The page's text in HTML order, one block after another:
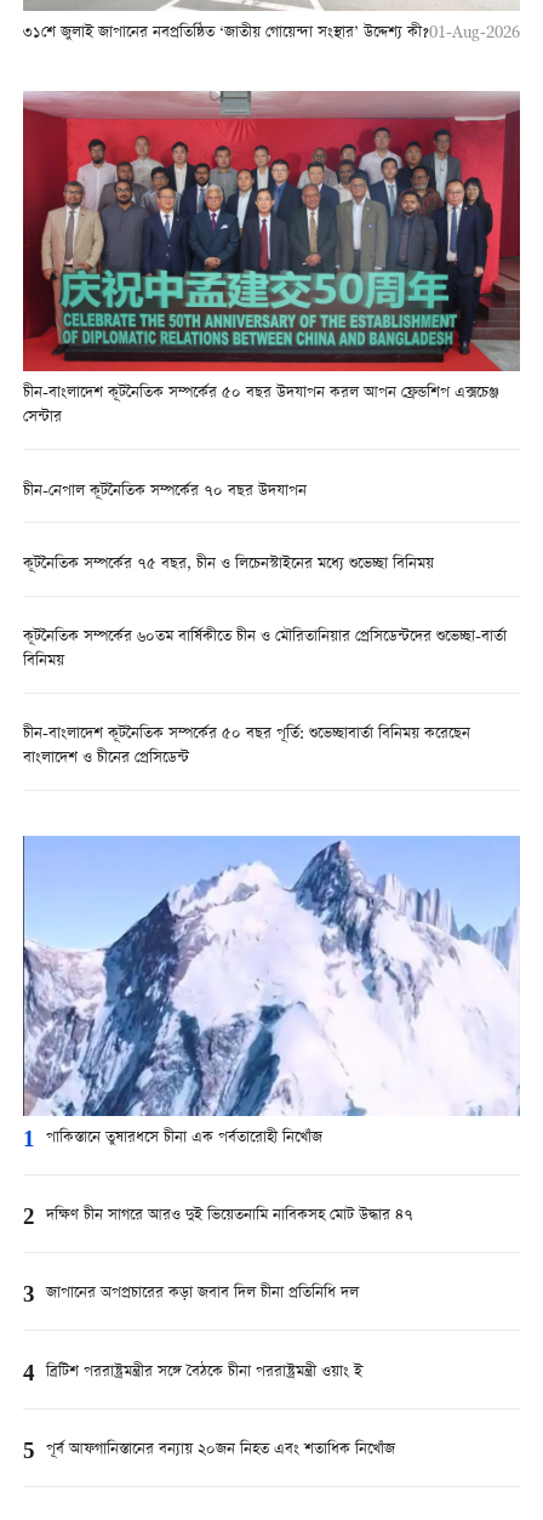
৩১শে জুলাই জাপানের নবপ্রতিষ্ঠিত ‘জাতীয় গোয়েন্দা সংস্থার’ উদ্দেশ্য কী?01-Aug-2026
চীন-বাংলাদেশ কূটনৈতিক সম্পর্কের ৫০ বছর উদযাপন করল আপন ফ্রেন্ডশিপ এক্সচেঞ্জ
সেন্টার
চীন-নেপাল কূটনৈতিক সম্পর্কের ৭০ বছর উদযাপন
কূটনৈতিক সম্পর্কের ৭৫ বছর, চীন ও লিচেনস্টাইনের মধ্যে শুভেচ্ছা বিনিময়
কূটনৈতিক সম্পর্কের ৬০তম বার্ষিকীতে চীন ও মৌরিতানিয়ার প্রেসিডেন্টদের শুভেচ্ছা-বার্তা
বিনিময়
চীন-বাংলাদেশ কূটনৈতিক সম্পর্কের ৫০ বছর পূর্তি: শুভেচ্ছাবার্তা বিনিময় করেছেন
বাংলাদেশ ও চীনের প্রেসিডেন্ট
1 পাকিস্তানে তুষারধসে চীনা এক পর্বতারোহী নিখোঁজ
2 দক্ষিণ চীন সাগরে আরও দুই ভিয়েতনামি নাবিকসহ মোট উদ্ধার ৪৭
3 জাপানের অপপ্রচারের কড়া জবাব দিল চীনা প্রতিনিধি দল
4 ব্রিটিশ পররাষ্ট্রমন্ত্রীর সঙ্গে বৈঠকে চীনা পররাষ্ট্রমন্ত্রী ওয়াং ই
5 পূর্ব আফগানিস্তানের বন্যায় ২০জন নিহত এবং শতাধিক নিখোঁজ